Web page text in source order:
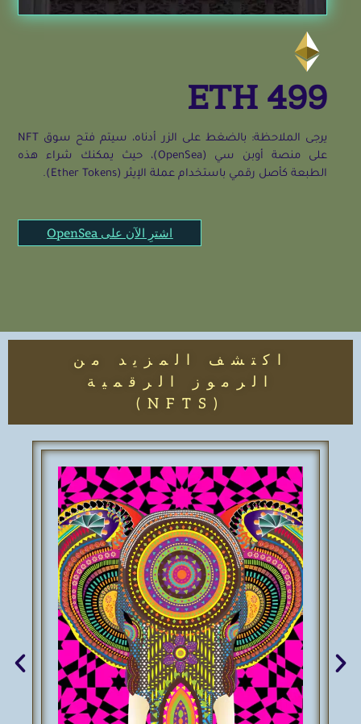
اشترِ الآن على OpenSea
499 ETH
يرجى الملاحظة: بالضغط على الزر أدناه، سيتم فتح سوق NFT
على منصة أوبن سي (OpenSea)، حيث يمكنك شراء هذه
الطبعة كأصل رقمي باستخدام عملة الإيثر (Ether Tokens).
اكتشف المزيد من
الرموز الرقمية
(NFTS)